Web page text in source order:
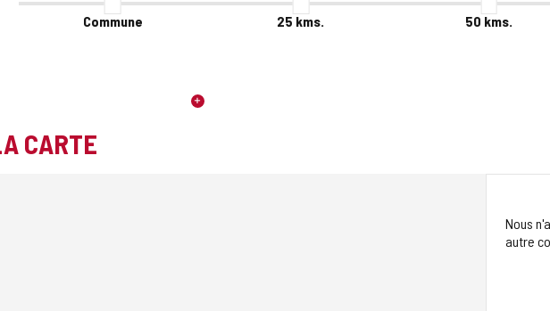
Commune 25 kms. 50 kms.
CARTE
Nous
autre